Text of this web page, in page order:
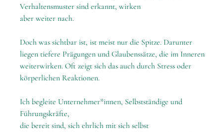
Verhaltensmuster sind erkannt, wirken
aber weiter nach.
Doch was sichtbar ist, ist meist nur die Spitze. Darunter
liegen tiefere Prägungen und Glaubenssätze, die im Inneren
weiterwirken. Oft zeigt sich das auch durch Stress oder
körperlichen Reaktionen.
Ich begleite Unternehmer*innen, Selbstständige und
Führungskräfte,
die bereit sind, sich ehrlich mit sich selbst